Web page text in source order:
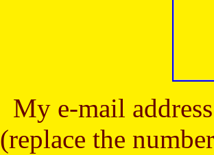
My e-mail
(replace the